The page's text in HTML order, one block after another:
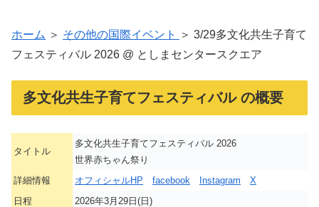
ホーム ＞ その他の国際イベント
＞ 3/29多文化共生子育て
フェスティバル 2026 @ としまセンタースクエア
多文化共生子育てフェスティバル の概要
タイトル
多文化共生子育てフェスティバル 2026
世界赤ちゃん祭り
詳細情報
オフィシャルHP facebook Instagram
X
日程
2026年3月29日(日)